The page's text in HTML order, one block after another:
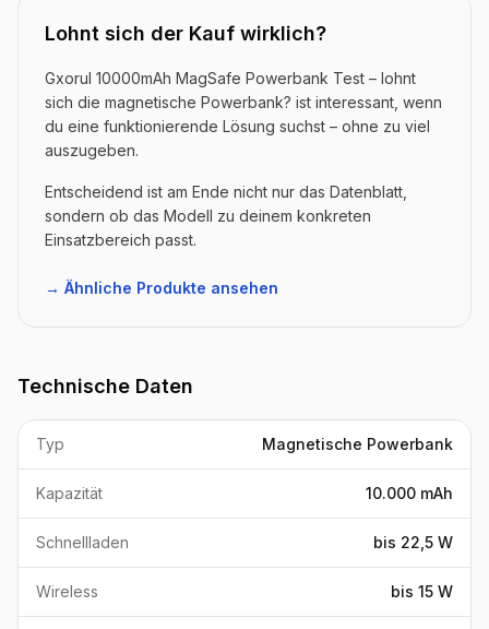
Lohnt sich der Kauf wirklich?
Gxorul 10000mAh MagSafe Powerbank Test – lohnt
sich die magnetische Powerbank? ist interessant, wenn
du eine funktionierende Lösung suchst – ohne zu viel
auszugeben.
Entscheidend ist am Ende nicht nur das Datenblatt,
sondern ob das Modell zu deinem konkreten
Einsatzbereich passt.
→ Ähnliche Produkte ansehen
Technische Daten
Typ Magnetische Powerbank
Kapazität 10.000 mAh
Schnellladen bis 22,5 W
Wireless bis 15 W